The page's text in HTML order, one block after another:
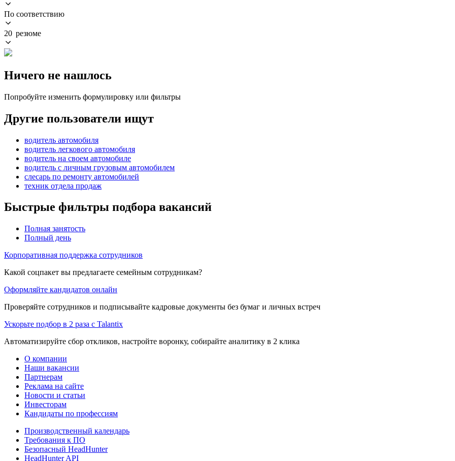
По соответствию
20 резюме
Ничего не нашлось
Попробуйте изменить формулировку или фильтры
Другие пользователи ищут
водитель автомобиля
водитель легкового автомобиля
водитель на своем автомобиле
водитель с личным грузовым автомобилем
слесарь по ремонту автомобилей
техник отдела продаж
Быстрые фильтры подбора вакансий
Полная занятость
Полный день
Корпоративная поддержка сотрудников
Какой соцпакет вы предлагаете семейным сотрудникам?
Оформляйте кандидатов онлайн
Проверяйте сотрудников и подписывайте кадровые документы без бумаг и личных встреч
Ускорьте подбор в 2 раза с Talantix
Автоматизируйте сбор откликов, настройте воронку, собирайте аналитику в 2 клика
О компании
Наши вакансии
Партнерам
Реклама на сайте
Новости и статьи
Инвесторам
Кандидаты по профессиям
Производственный календарь
Требования к ПО
Безопасный HeadHunter
HeadHunter API